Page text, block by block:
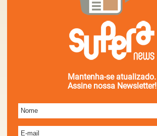
Mantenha-se atualizado.
Assine nossa Newsletter!